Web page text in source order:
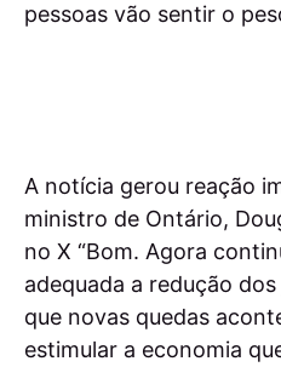
pessoas vão sentir o
A notícia gerou reação
ministro de Ontário,
no X “Bom. Agora
adequada a redução
que novas quedas
estimular a economia